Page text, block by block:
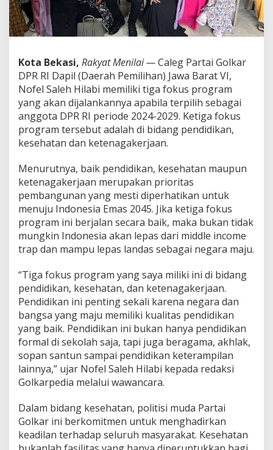
S
a
l
e
H
l
a
b
i
J
i
k
D
u
d
u
k
d
i
D
P
Kota Bekasi, Rakyat Menilai —Caleg Partai Golkar
DPR RI Dapil (Daerah Pemilihan) Jawa Barat VI,
Nofel Saleh Hilabi memiliki tiga fokus program
yang akan dijalankannya apabila terpilih sebagai
anggota DPR RI periode 2024-2029. Ketiga fokus
program tersebut adalah di bidang pendidikan,
kesehatan dan ketenagakerjaan.
Menurutnya, baik pendidikan, kesehatan maupun
ketenagakerjaan merupakan prioritas
pembangunan yang mesti diperhatikan untuk
menuju Indonesia Emas 2045. Jika ketiga fokus
program ini berjalan secara baik, maka bukan tidak
mungkin Indonesia akan lepas dari middle income
trap dan mampu lepas landas sebagai negara maju.
“Tiga fokus program yang saya miliki ini di bidang
pendidikan, kesehatan, dan ketenagakerjaan.
Pendidikan ini penting sekali karena negara dan
bangsa yang maju memiliki kualitas pendidikan
yang baik. Pendidikan ini bukan hanya pendidikan
formal di sekolah saja, tapi juga beragama, akhlak,
sopan santun sampai pendidikan keterampilan
lainnya,” ujar Nofel Saleh Hilabi kepada redaksi
Golkarpedia melalui wawancara.
Dalam bidang kesehatan, politisi muda Partai
Golkar ini berkomitmen untuk menghadirkan
keadilan terhadap seluruh masyarakat. Kesehatan